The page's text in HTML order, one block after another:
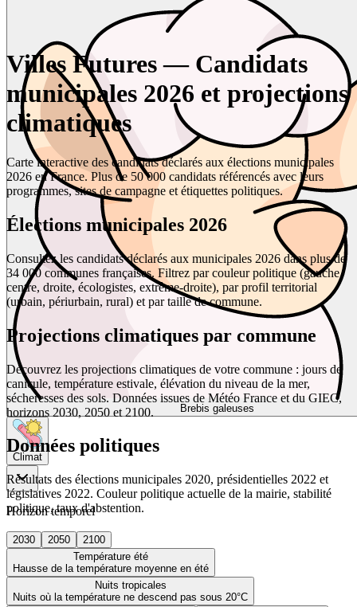
Brebis galeuses
Climat
Horizon temporel
2030 2050
2100
Température été
Hausse de la température moyenne en été
Nuits tropicales
Nuits où la température ne descend pas sous 20°C
Villes Futures — Candidats
municipales 2026 et projections
climatiques
Carte interactive des candidats déclarés aux élections municipales
2026 en France. Plus de 50 000 candidats référencés avec leurs
programmes, sites de campagne et étiquettes politiques.
Élections municipales 2026
Consultez les candidats déclarés aux municipales 2026 dans plus de
34 000 communes françaises. Filtrez par couleur politique (gauche,
centre, droite, écologistes, extrême-droite), par profil territorial
(urbain, périurbain, rural) et par taille de commune.
Projections climatiques par commune
Découvrez les projections climatiques de votre commune : jours de
canicule, température estivale, élévation du niveau de la mer,
sécheresses des sols. Données issues de Météo France et du GIEC,
horizons 2030, 2050 et 2100.
Données politiques
Résultats des élections municipales 2020, présidentielles 2022 et
législatives 2022. Couleur politique actuelle de la mairie, stabilité
politique, taux d'abstention.